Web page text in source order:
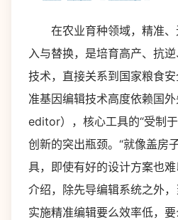
在农业育种领域，精准、
入与替换，是培育高产、抗
技术，直接关系到国家粮食
准基因编辑技术高度依赖国
editor），核心工具的“受制
创新的突出瓶颈。“就像盖房
具，即使有好的设计方案也
介绍，除先导编辑系统之外
实施精准编辑要么效率低，